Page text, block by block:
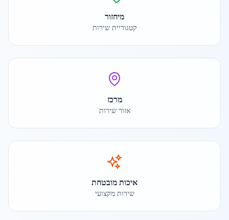
מיחזור
קטגוריית שירות
מרכז
אזור שירות
איכות מובטחת
שירות מקצועי